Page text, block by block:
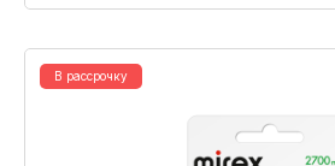
В рассрочку